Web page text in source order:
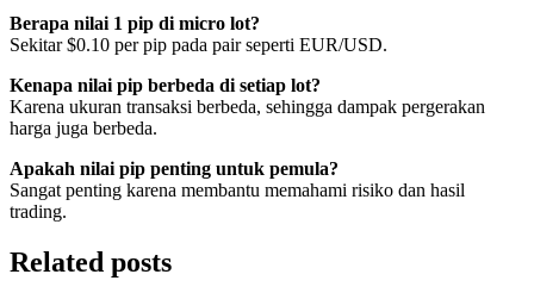
Berapa nilai 1 pip di micro lot?
Sekitar $0.10 per pip pada pair seperti EUR/USD.
Kenapa nilai pip berbeda di setiap lot?
Karena ukuran transaksi berbeda, sehingga dampak pergerakan
harga juga berbeda.
Apakah nilai pip penting untuk pemula?
Sangat penting karena membantu memahami risiko dan hasil
trading.
Related posts